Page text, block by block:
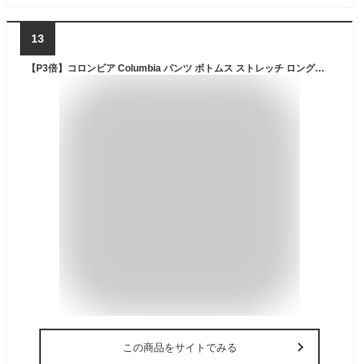
13
【P3倍】コロンビア Columbia パンツ ボトムス ストレッチ ロングパンツ イージーパンツ ジョガーパンツ レッキングパンツ ナパロックパンツ Napa Rock Pant 紫外線対策 UVカット 撥水 はっ水 メンズ レディース アウトドア 長ズボン XE3308
この商品をサイトでみる